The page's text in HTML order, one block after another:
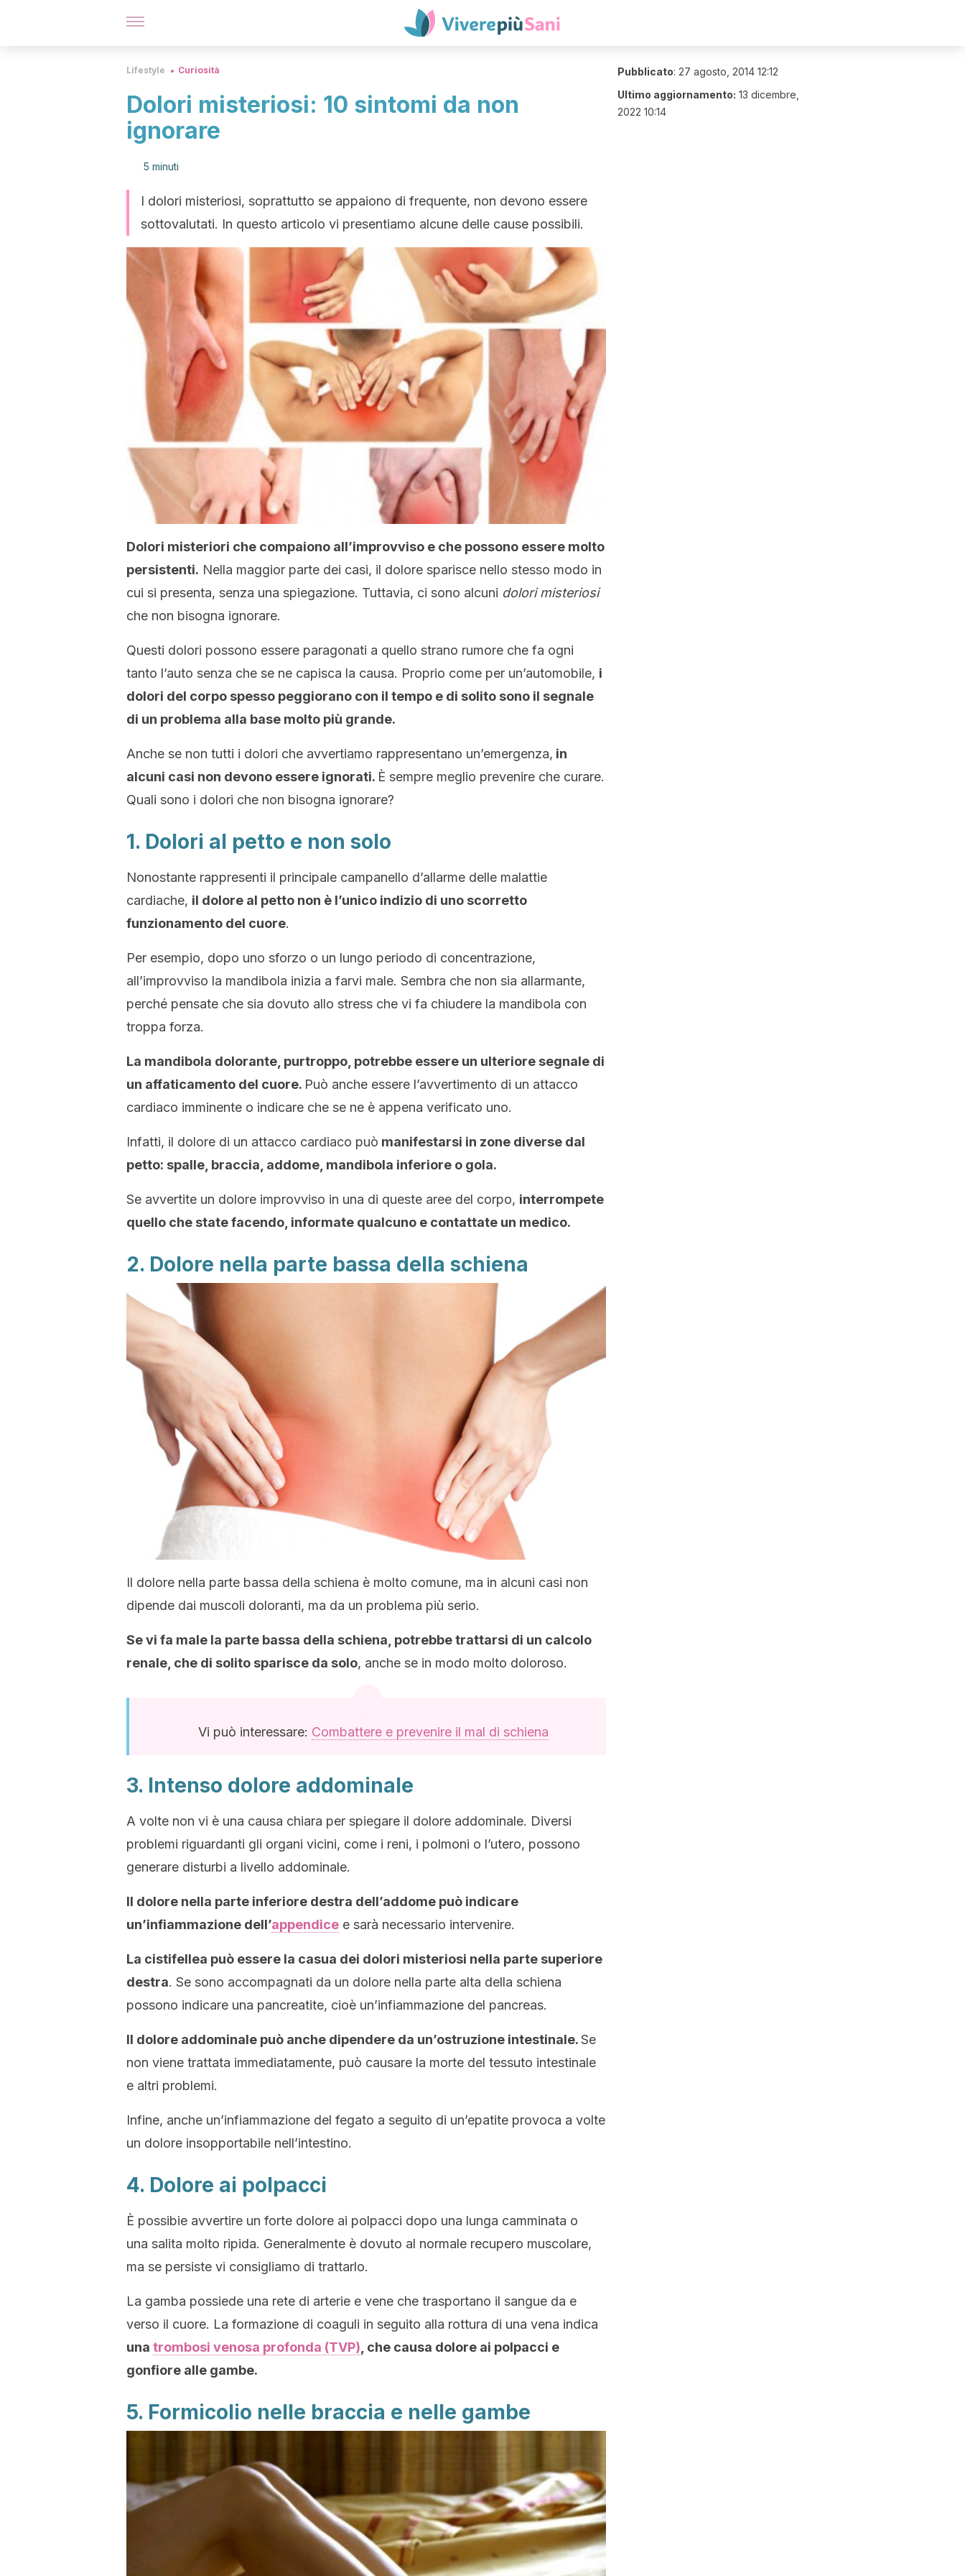
Lifestyle Curiosità
Dolori misteriosi: 10 sintomi da non
ignorare
5 minuti
I dolori misteriosi, soprattutto se appaiono di frequente, non devono essere
sottovalutati. In questo articolo vi presentiamo alcune delle cause possibili.
Dolori misteriori che compaiono all’improvviso e che possono essere molto
persistenti. Nella maggior parte dei casi, il dolore sparisce nello stesso modo in
cui si presenta, senza una spiegazione. Tuttavia, ci sono alcuni dolori misteriosi
che non bisogna ignorare.
Questi dolori possono essere paragonati a quello strano rumore che fa ogni
tanto l’auto senza che se ne capisca la causa. Proprio come per un’automobile, i
dolori del corpo spesso peggiorano con il tempo e di solito sono il segnale
di un problema alla base molto più grande.
Anche se non tutti i dolori che avvertiamo rappresentano un’emergenza, in
alcuni casi non devono essere ignorati. È sempre meglio prevenire che curare.
Quali sono i dolori che non bisogna ignorare?
1. Dolori al petto e non solo
Nonostante rappresenti il principale campanello d’allarme delle malattie
cardiache, il dolore al petto non è l’unico indizio di uno scorretto
funzionamento del cuore.
Per esempio, dopo uno sforzo o un lungo periodo di concentrazione,
all’improvviso la mandibola inizia a farvi male. Sembra che non sia allarmante,
perché pensate che sia dovuto allo stress che vi fa chiudere la mandibola con
troppa forza.
La mandibola dolorante, purtroppo, potrebbe essere un ulteriore segnale di
un affaticamento del cuore. Può anche essere l’avvertimento di un attacco
cardiaco imminente o indicare che se ne è appena verificato uno.
Infatti, il dolore di un attacco cardiaco può manifestarsi in zone diverse dal
petto: spalle, braccia, addome, mandibola inferiore o gola.
Se avvertite un dolore improvviso in una di queste aree del corpo, interrompete
quello che state facendo, informate qualcuno e contattate un medico.
2. Dolore nella parte bassa della schiena
Il dolore nella parte bassa della schiena è molto comune, ma in alcuni casi non
dipende dai muscoli doloranti, ma da un problema più serio.
Se vi fa male la parte bassa della schiena, potrebbe trattarsi di un calcolo
renale, che di solito sparisce da solo, anche se in modo molto doloroso.
Vi può interessare: Combattere e prevenire il mal di schiena
3. Intenso dolore addominale
A volte non vi è una causa chiara per spiegare il dolore addominale. Diversi
problemi riguardanti gli organi vicini, come i reni, i polmoni o l’utero, possono
generare disturbi a livello addominale.
Il dolore nella parte inferiore destra dell’addome può indicare
un’infiammazione dell’appendice e sarà necessario intervenire.
La cistifellea può essere la casua dei dolori misteriosi nella parte superiore
destra. Se sono accompagnati da un dolore nella parte alta della schiena
possono indicare una pancreatite, cioè un’infiammazione del pancreas.
Il dolore addominale può anche dipendere da un’ostruzione intestinale.Se
non viene trattata immediatamente, può causare la morte del tessuto intestinale
e altri problemi.
Infine, anche un’infiammazione del fegato a seguito di un’epatite provoca a volte
un dolore insopportabile nell’intestino.
4. Dolore ai polpacci
È possibie avvertire un forte dolore ai polpacci dopo una lunga camminata o
una salita molto ripida. Generalmente è dovuto al normale recupero muscolare,
ma se persiste vi consigliamo di trattarlo.
La gamba possiede una rete di arterie e vene che trasportano il sangue da e
verso il cuore. La formazione di coaguli in seguito alla rottura di una vena indica
una trombosi venosa profonda (TVP) , che causa dolore ai polpacci e
gonfiore alle gambe.
5. Formicolio nelle braccia e nelle gambe
Pubblicato: 27 agosto, 2014 12:12
Ultimo aggiornamento: 13 dicembre,
2022 10:14